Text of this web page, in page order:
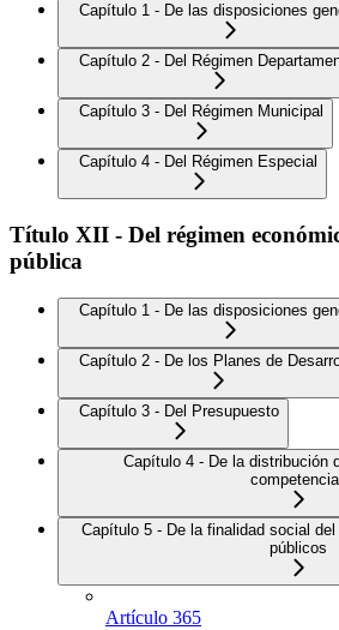
Capítulo 1 - De las disposiciones
Capítulo 2 - Del Régimen
Capítulo 3 - Del Régimen Municipal
Capítulo 4 - Del Régimen Especial
Título XII - Del régimen
pública
Capítulo 1 - De las disposiciones
Capítulo 2 - De los Planes de
Capítulo 3 - Del Presupuesto
Capítulo 4 - De la distribución
Capítulo 5 - De la finalidad social
públicos
Artículo 365